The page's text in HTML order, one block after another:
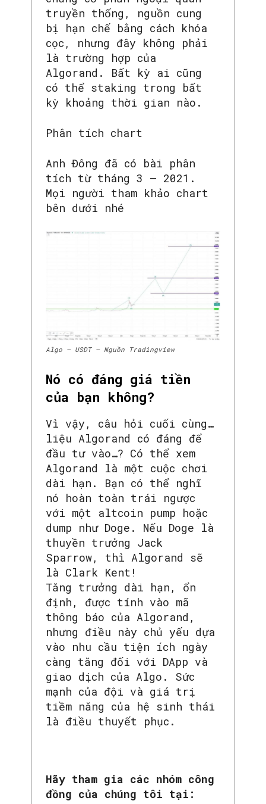
SEARCH...
truyền thống, nguồn cung
bị hạn chế bằng cách khóa
cọc, nhưng đây không phải
là trường hợp của
Algorand. Bất kỳ ai cũng
có thể staking trong bất
kỳ khoảng thời gian nào.
Phân tích chart
Anh Đông đã có bài phân
tích từ tháng 3 – 2021.
Mọi người tham khảo chart
bên dưới nhé
Algo – USDT – Nguồn Tradingview
Nó có đáng giá tiền
của bạn không?
Vì vậy, câu hỏi cuối cùng…
liệu Algorand có đáng để
đầu tư vào…? Có thể xem
Algorand là một cuộc chơi
dài hạn. Bạn có thể nghĩ
nó hoàn toàn trái ngược
với một altcoin pump hoặc
dump như Doge. Nếu Doge là
thuyền trưởng Jack
Sparrow, thì Algorand sẽ
là Clark Kent!
Tăng trưởng dài hạn, ổn
định, được tính vào mã
thông báo của Algorand,
nhưng điều này chủ yếu dựa
vào nhu cầu tiện ích ngày
càng tăng đối với DApp và
giao dịch của Algo. Sức
mạnh của đội và giá trị
tiềm năng của hệ sinh thái
là điều thuyết phục.
Hãy tham gia các nhóm công
đồng của chúng tôi tại: